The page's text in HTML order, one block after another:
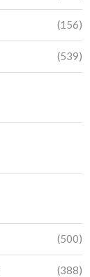
АХМЕД
(156)
(539)
(500)
(388)